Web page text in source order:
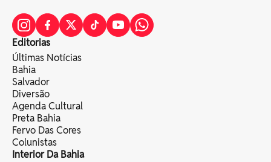
Editorias
Últimas Notícias
Bahia
Salvador
Diversão
Agenda Cultural
Preta Bahia
Fervo Das Cores
Colunistas
Interior Da Bahia